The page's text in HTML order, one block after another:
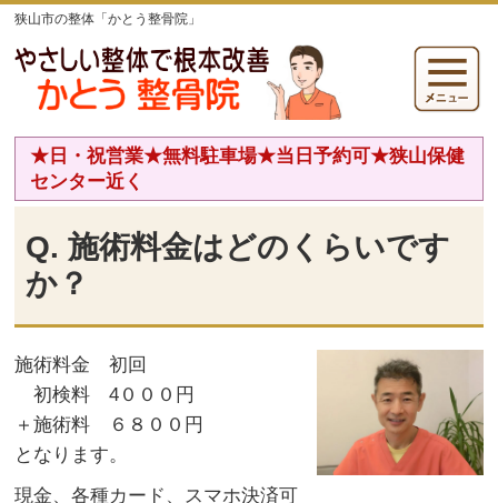
狭山市の整体「かとう整骨院」
★日・祝営業★無料駐車場★当日予約可★狭山保健
センター近く
Q. 施術料金はどのくらいです
か？
施術料金 初回
初検料 4０００円
＋施術料 ６８００円
となります。
現金、各種カード、スマホ決済可